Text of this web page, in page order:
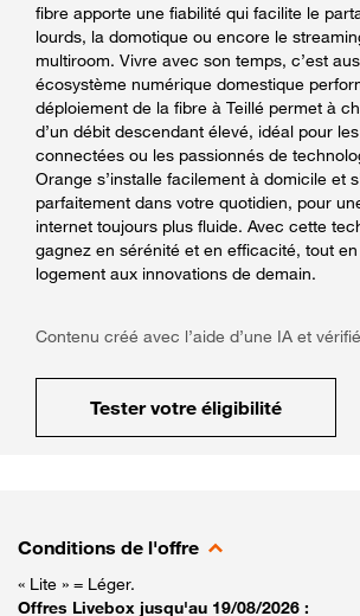
fibre apporte une fiabilité qui facilite le
lourds, la domotique ou encore le
multiroom. Vivre avec son temps, c’est
écosystème numérique domestique
déploiement de la fibre à Teillé permet à
d’un débit descendant élevé, idéal pour
connectées ou les passionnés de
Orange s’installe facilement à domicile et
parfaitement dans votre quotidien, pour
internet toujours plus fluide. Avec cette
gagnez en sérénité et en efficacité, tout
logement aux innovations de demain.
Contenu créé avec l’aide d’une IA et
Tester votre éligibilité
Conditions de l'offre
« Lite » = Léger.
Offres Livebox jusqu'au 19/08/2026 :